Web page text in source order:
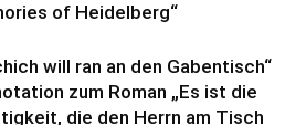
of Heidelberg“
will ran an den Gabentisch“
zum Roman „Es ist die
die den Herrn am Tisch